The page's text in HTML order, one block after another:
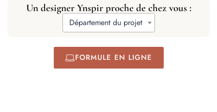
Un designer Ynspir proche de chez vous :
Département du projet
FORMULE EN LIGNE